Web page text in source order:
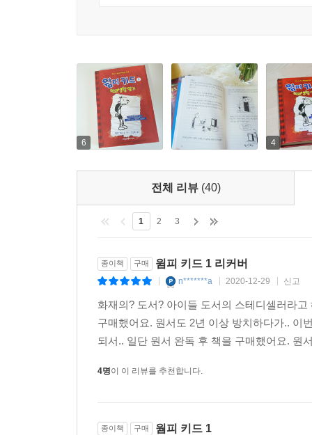
6 4
전체 리뷰 (40)
1 2 3
종이책 구매 윔피 키드 1 리커버
n*******a 2020-12-29 신고
화재의? 도서? 아이들 도서의 스테디셀러라
구매했어요. 원서도 2년 이상 방치하다가.. 이
되서.. 일단 원서 완독 후 책을 구매했어요. 원
4명이 이 리뷰를 추천합니다.
종이책 구매 웜피 키드 1